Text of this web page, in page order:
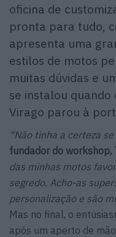
oficina de
pronta para tudo,
apresenta uma
estilos de motos
muitas dúvidas e
se instalou quando
Virago parou à
“Não tinha a certeza
fundador do workshop,
das minhas motos
segredo. Acho-as
personalização e são
Mas no final, o
após um aperto de